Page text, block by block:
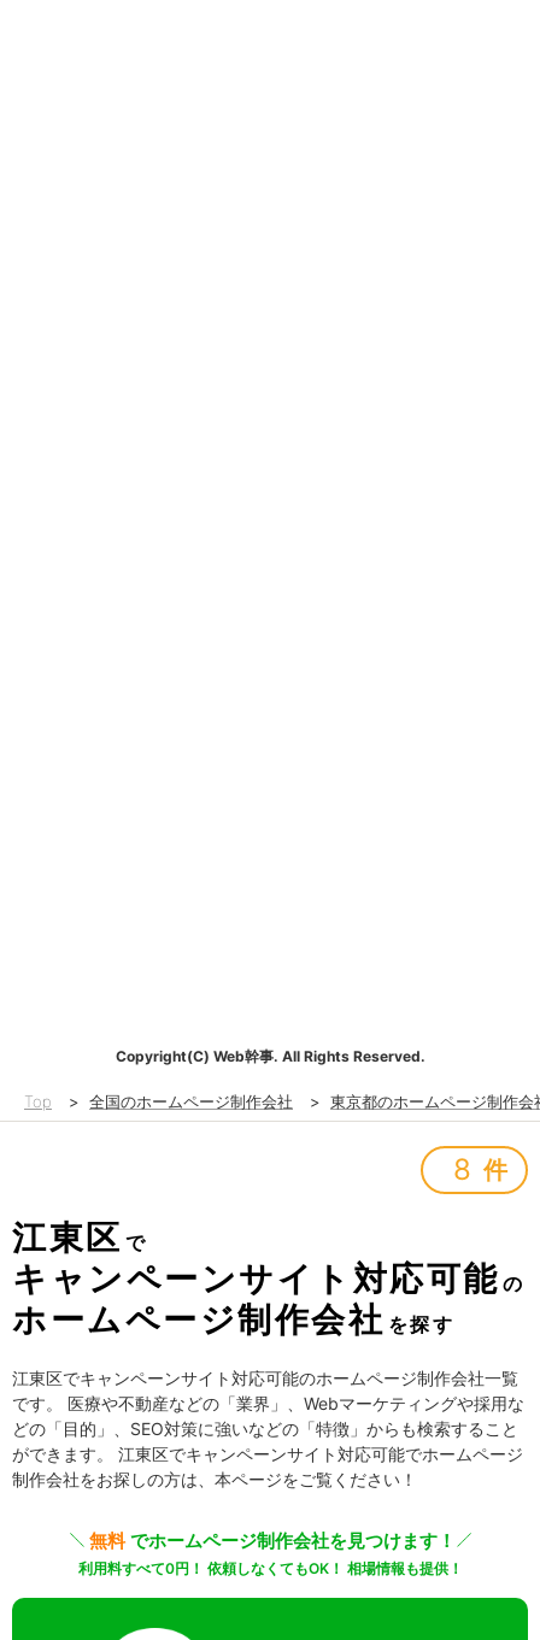
Copyright(C) Web幹事. All Rights Reserved.
Top > 全国のホームページ制作会社 > 東京都のホームページ制作会
8 件
江東区 で
キャンペーンサイト対応可能 の
ホームページ制作会社 を探す
江東区でキャンペーンサイト対応可能のホームページ制作会社一覧
です。 医療や不動産などの「業界」、Webマーケティングや採用な
どの「目的」、SEO対策に強いなどの「特徴」からも検索すること
ができます。 江東区でキャンペーンサイト対応可能でホームページ
制作会社をお探しの方は、本ページをご覧ください！
無料でホームページ制作会社を見つけます！
利用料すべて0円！ 依頼しなくてもOK！ 相場情報も提供！